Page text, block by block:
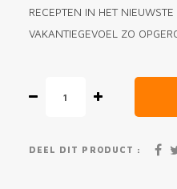
RECEPTEN IN HET
VAKANTIEGEVOEL ZO
DEEL DIT PRODUCT :